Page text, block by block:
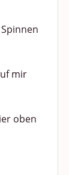
mir
oben